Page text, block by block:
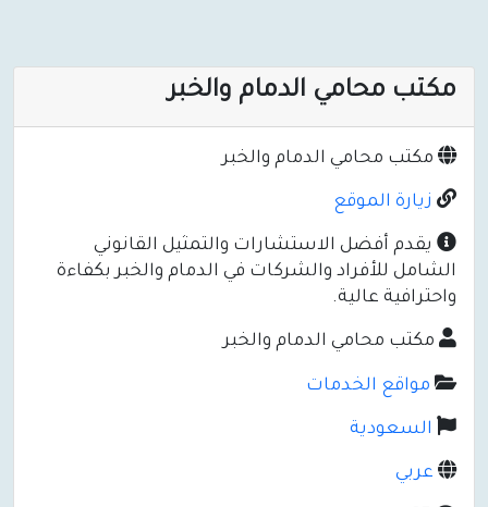
مكتب محامي الدمام والخبر
مكتب محامي الدمام والخبر
زيارة الموقع
يقدم أفضل الاستشارات والتمثيل القانوني
الشامل للأفراد والشركات في الدمام والخبر بكفاءة
واحترافية عالية.
مكتب محامي الدمام والخبر
مواقع الخدمات
السعودية
عربي